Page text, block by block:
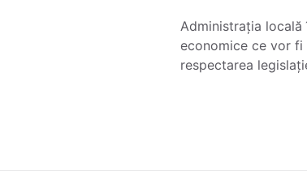
Administrația
economice ce vor fi
respectarea